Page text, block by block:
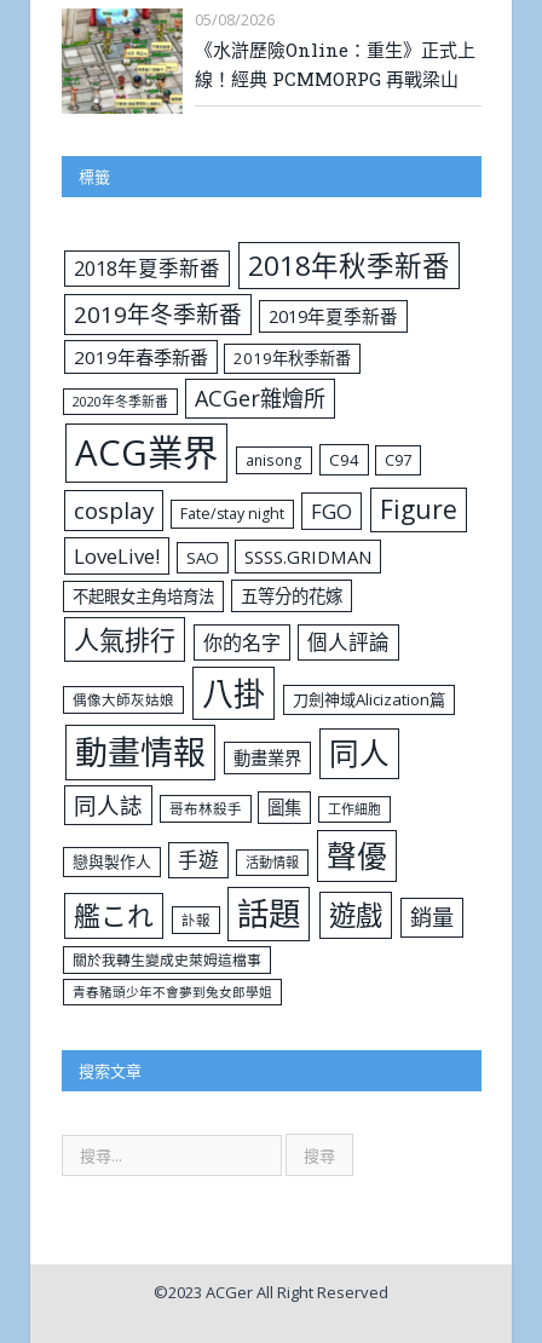
05/08/2026
《水滸歷險Online：重生》正式上
線！經典 PCMMORPG 再戰梁山
標籤
2018年夏季新番 2018年秋季新番
2019年冬季新番
2019年夏季新番
2019年春季新番
2019年秋季新番
2020年冬季新番 ACGer雜燴所
ACG業界 anisong C94 C97
cosplay Fate/stay night FGO Figure
LoveLive! SAO SSSS.GRIDMAN
不起眼女主角培育法 五等分的花嫁
人氣排行 你的名字 個人評論
偶像大師灰姑娘 八掛 刀劍神域Alicization篇
動畫情報 動畫業界 同人
同人誌 哥布林殺手 圖集 工作細胞
戀與製作人 手遊 活動情報 聲優
艦これ 訃報 話題 遊戲 銷量
關於我轉生變成史萊姆這檔事
青春豬頭少年不會夢到兔女郎學姐
搜索文章
©2023 ACGer All Right Reserved